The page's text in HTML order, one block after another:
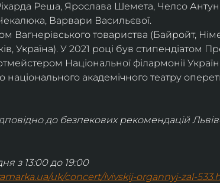
Реша, Ярослава Шемета, Челсо
Варвари Васильєвої.
Ваґнерівського товариства (Байройт,
Україна). У 2021 році був стипендіатом
Національної філармонії
національного академічного театру
до безпекових рекомендацій
з 13:00 до 19:00
uk/concert/lvivskij-organnyj-zal-